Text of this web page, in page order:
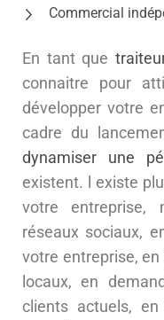
Commercial
En tant que
connaitre pour
développer votre
cadre du
dynamiser une
existent. l existe
votre entreprise,
réseaux sociaux,
votre entreprise,
locaux, en
clients actuels,